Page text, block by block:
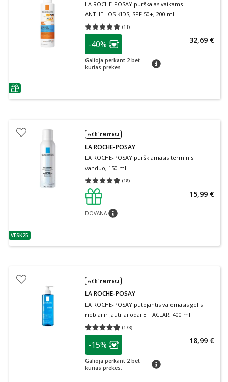
patarimas
LA ROCHE-POSAY purškalas vaikams
ANTHELIOS KIDS, SPF 50+, 200 ml
(11)
Vidutinis įvertinimas 5.00
patarimas
Lojalumo klubo narių nuolaida
-40%
Galioja perkant 2 bet
kurias prekes.
patarimas
32,69 €
patarimas
VESK25
% tik internetu
LA ROCHE-POSAY
LA ROCHE-POSAY purškiamasis terminis
vanduo, 150 ml
(18)
Vidutinis įvertinimas 4.89
DOVANApatarimas
15,99 €
% tik internetu
LA ROCHE-POSAY
LA ROCHE-POSAY putojantis valomasis gelis
riebiai ir jautriai odai EFFACLAR, 400 ml
(178)
Vidutinis įvertinimas 4.85
patarimas
Lojalumo klubo narių nuolaida
-15%
Galioja perkant 2 bet
kurias prekes.
patarimas
18,99 €